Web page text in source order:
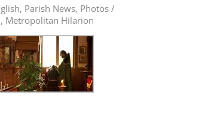
, Parish News, Photos /
, Metropolitan Hilarion